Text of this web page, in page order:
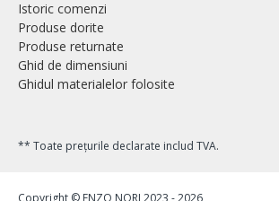
Istoric comenzi
Produse dorite
Produse returnate
Ghid de dimensiuni
Ghidul materialelor folosite
** Toate prețurile declarate includ TVA.
Copyright © ENZO NORI 2023 - 2026